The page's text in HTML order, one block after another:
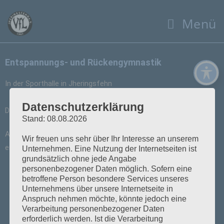
Menü
Entspannungs- und Rückengymnastik
In der Sporthalle in Jheringsfehn
Donnerstag von 18:15 bis 19:15 Uhr
Ansprechpartner:
Claudia Stoidis
entspannungs-rueckengymnastik@vfl-jheringsfehn.de
VFL
Jheringsfehn
, Altebeek
e-Mail:
info@vfl-
jheringsfehn.
Tel.:0176-60808632
Datenschutzerklärung
Stand: 08.08.2026
Wir freuen uns sehr über Ihr Interesse an unserem
Unternehmen. Eine Nutzung der Internetseiten ist
grundsätzlich ohne jede Angabe
personenbezogener Daten möglich. Sofern eine
betroffene Person besondere Services unseres
Unternehmens über unsere Internetseite in
Anspruch nehmen möchte, könnte jedoch eine
Verarbeitung personenbezogener Daten
erforderlich werden. Ist die Verarbeitung